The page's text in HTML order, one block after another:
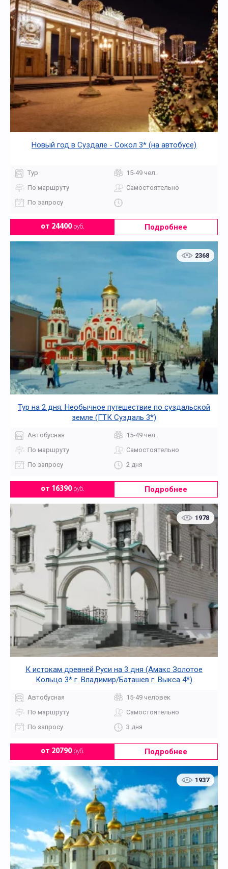
Новый год в Суздале - Сокол 3* (на автобусе)
Тур
15-49 чел.
По маршруту
Самостоятельно
По запросу
от 24400руб. Подробнее
2368
Тур на 2 дня: Необычное путешествие по суздальской
земле (ГТК Суздаль 3*)
Автобусная
15-49 чел.
По маршруту
Самостоятельно
По запросу
2 дня
от 16390руб. Подробнее
1978
К истокам древней Руси на 3 дня (Амакс Золотое
Кольцо 3* г. Владимир/Баташев г. Выкса 4*)
Автобусная
15-49 человек
По маршруту
Самостоятельно
По запросу
3 дня
от 20790руб. Подробнее
1937